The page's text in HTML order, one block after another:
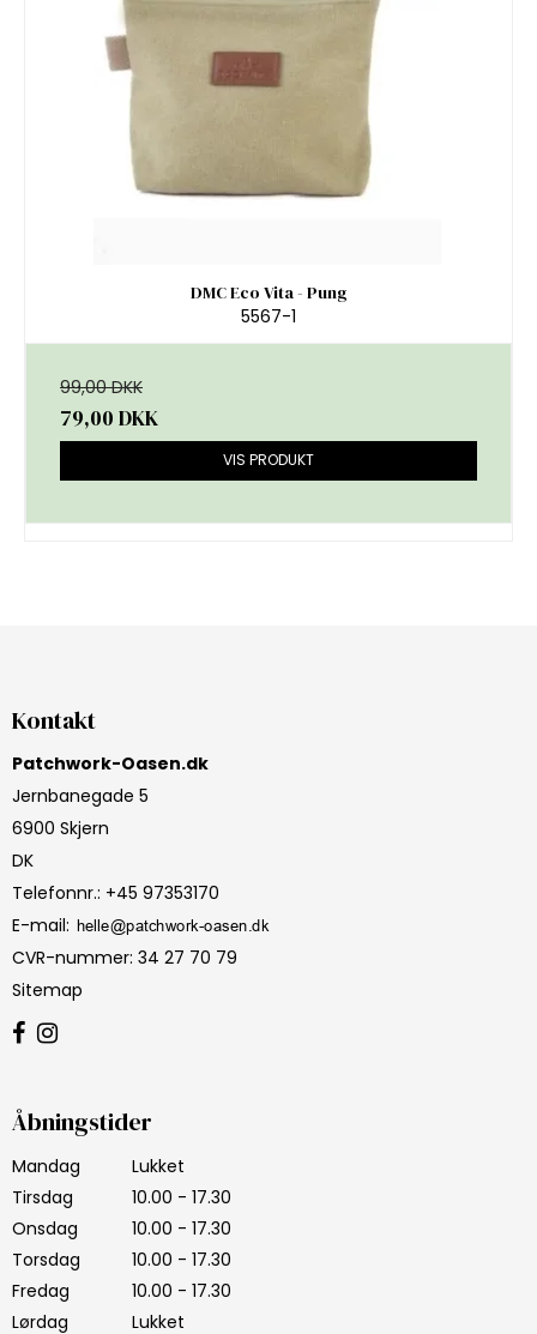
DMC Eco Vita - Pung
5567-1
99,00 DKK
79,00 DKK
VIS PRODUKT
Kontakt
Patchwork-Oasen.dk
Jernbanegade 5
6900 Skjern
DK
Telefonnr.: +45 97353170
E-mail:
CVR-nummer: 34 27 70 79
Sitemap
Åbningstider
Mandag
Lukket
Tirsdag
10.00 - 17.30
Onsdag
10.00 - 17.30
Torsdag
10.00 - 17.30
Fredag
10.00 - 17.30
Lørdag
Lukket